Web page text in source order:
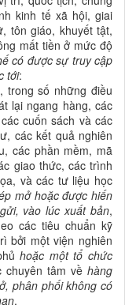
kinh tế xã hội, giai
tôn giáo, khuyết tật,
mất tiền ở mức độ
có được sự truy cập
tới:
trong số những điều
lại ngang hàng, các
cuốn sách và các
các kết quả nghiên
các phần mềm, mã
giao thức, các trình
và các tư liệu học
mở hoặc được hiến
vào lúc xuất bản,
các tiêu chuẩn kỹ
bởi một viện nghiên
hoặc một tổ chức
tâm về hàng
, phân phối không có
.